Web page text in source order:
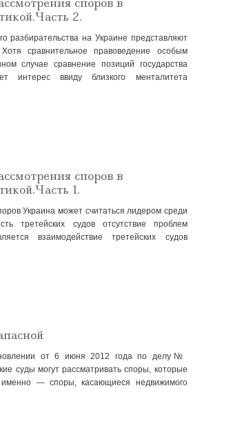
2.
разбирательства на Украине представляют
сравнительное правоведение особым
случае сравнение позиций государства
интерес ввиду близкого менталитета
споров в
1.
Украина может считаться лидером среди
третейских судов отсутствие проблем
взаимодействие третейских судов
от 6 июня 2012 года по делу№
суды могут рассматривать споры, которые
— споры, касающиеся недвижимого